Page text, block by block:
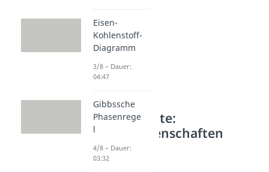
Weitere Inhalte:
Materialwissenschaften
Kristallgitter
Bravais Gitter
Eisen-
Kohlenstoff-
Diagramm
3/8 – Dauer:
04:47
Gibbssche
Phasenrege
l
4/8 – Dauer:
03:32